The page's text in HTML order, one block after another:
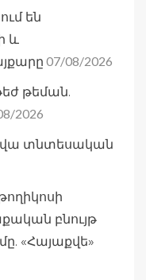
են
և
07/08/2026
թեման.
2026
տնտեսական
բնույթ
«Հայաքվե»